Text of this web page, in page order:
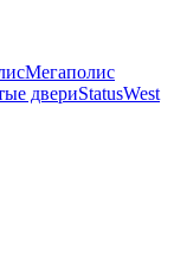
Мегаполис
двериStatusWest